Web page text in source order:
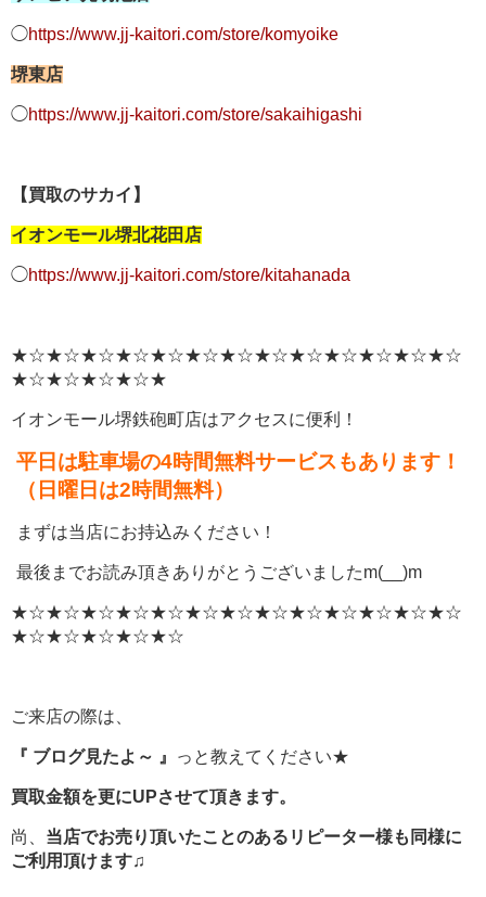
◯https://www.jj-kaitori.com/store/komyoike
堺東店
◯https://www.jj-kaitori.com/store/sakaihigashi
【買取のサカイ】
イオンモール堺北花田店
◯https://www.jj-kaitori.com/store/kitahanada
★☆★☆★☆★☆★☆★☆★☆★☆★☆★☆★☆★☆★☆
★☆★☆★☆★☆★
イオンモール堺鉄砲町店はアクセスに便利！
平日は駐車場の4時間無料サービスもあります！
（日曜日は2時間無料）
まずは当店にお持込みください！
最後までお読み頂きありがとうございましたm(__)m
★☆★☆★☆★☆★☆★☆★☆★☆★☆★☆★☆★☆★☆
★☆★☆★☆★☆★☆
ご来店の際は、
『 ブログ見たよ～ 』 っと教えてください★
買取金額を更にUPさせて頂きます。
尚、 当店でお売り頂いたことのあるリピーター様も同様に
ご利用頂けます♫